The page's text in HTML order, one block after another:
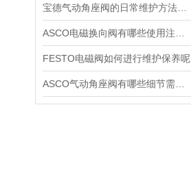
FESTO电磁阀如何进行维护保养呢